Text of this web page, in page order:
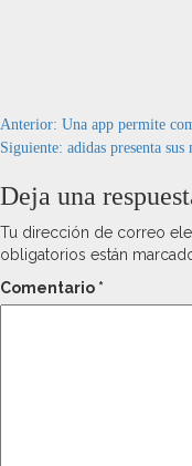
Navegación
de
entradas
Anterior: Una app permite
Siguiente: adidas presenta
Deja una
Tu dirección de correo
obligatorios están
Comentario *